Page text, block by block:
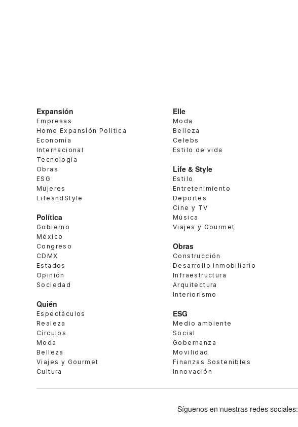
Expansión
Empresas
Home Expansión Politica
Economía
Internacional
Tecnología
Obras
ESG
Mujeres
LifeandStyle
Política
Gobierno
México
Congreso
CDMX
Estados
Opinión
Sociedad
Quién
Espectáculos
Realeza
Círculos
Moda
Belleza
Viajes y Gourmet
Cultura
Elle
Moda
Belleza
Celebs
Estilo de vida
Life & Style
Estilo
Entretenimiento
Deportes
Cine y TV
Música
Viajes y Gourmet
Obras
Construcción
Desarrollo Inmobiliario
Infraestructura
Arquitectura
Interiorismo
ESG
Medio ambiente
Social
Gobernanza
Movilidad
Finanzas Sostenibles
Innovación
Síguenos en nuestras redes sociales: